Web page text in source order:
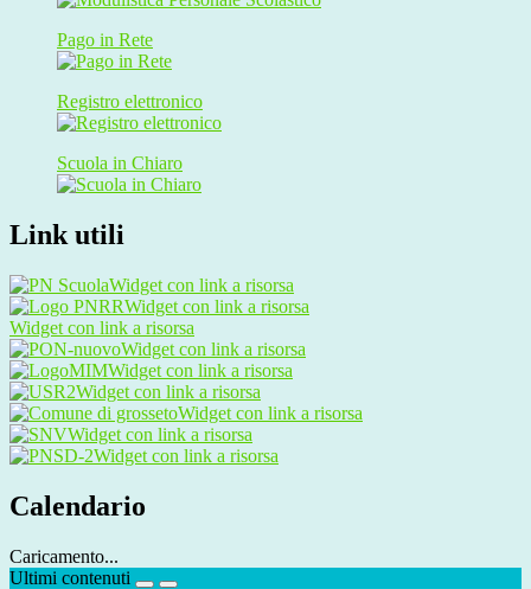
Pago in Rete
Registro elettronico
Scuola in Chiaro
Link utili
Widget con link a risorsa
Widget con link a risorsa
Widget con link a risorsa
Widget con link a risorsa
Widget con link a risorsa
Widget con link a risorsa
Widget con link a risorsa
Widget con link a risorsa
Widget con link a risorsa
Calendario
Caricamento...
Ultimi contenuti